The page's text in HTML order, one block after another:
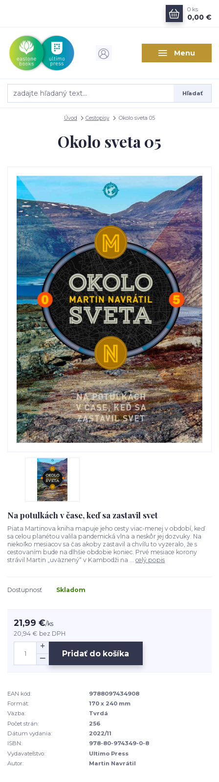
Menu
Hľadať
0 ks
0,00 €
Úvod Cestopisy Okolo sveta 05
Okolo sveta 05
Na potulkách v čase, keď sa zastavil svet
Piata Martinova kniha mapuje jeho cesty viac-menej v období, keď
sa celou planétou valila pandemická vlna a neskôr jej dozvuky. Na
niekoľko mesiacov sa čas akoby zastavil a chvíľu to vyzeralo, že s
cestovaním bude na dlhšie obdobie koniec. Prvé mesiace korony
strávil Martin „uväznený“ v Kambodži na ... celý popis
Dostupnosť Skladom
21,99 €/ks
20,94 € bez DPH
Pridať do košíka
EAN kód:
9788097434908
Formát:
170 x 240 mm
Väzba:
Tvrdá
Počet strán:
256
Dátum vydania:
2022/11
ISBN:
978-80-974349-0-8
Vydavateľstvo:
Ultimo Press
Autor:
Martin Navrátil